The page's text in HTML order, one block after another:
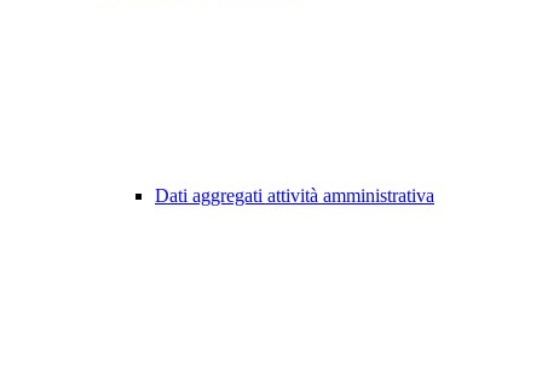
Dati aggregati attività amministrativa